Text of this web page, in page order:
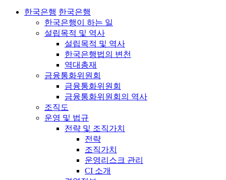
한국은행 한국은행
한국은행이 하는 일
설립목적 및 역사
설립목적 및 역사
한국은행법의 변천
역대총재
금융통화위원회
금융통화위원회
금융통화위원회의 역사
조직도
운영 및 법규
전략 및 조직가치
전략
조직가치
운영리스크 관리
CI 소개